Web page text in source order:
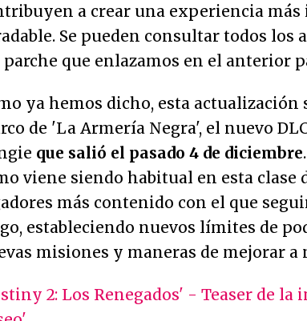
a crear una experiencia
Se pueden consultar todos los
parche que enlazamos en el anterior
ya hemos dicho, esta actualización
de 'La Armería Negra', el nuevo
que salió el pasado 4 de diciembre
viene siendo habitual en esta clase
más contenido con el que
estableciendo nuevos límites de
misiones y maneras de mejorar a
2: Los Renegados' - Teaser de